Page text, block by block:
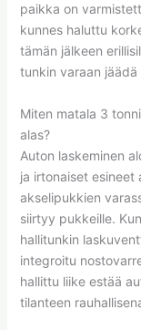
paikka on
kunnes haluttu
tämän jälkeen
tunkin varaan
Miten matala 3
alas?
Auton laskeminen
ja irtonaiset esineet
akselipukkien
siirtyy pukkeille.
hallitunkin
integroitu
hallittu liike estää
tilanteen